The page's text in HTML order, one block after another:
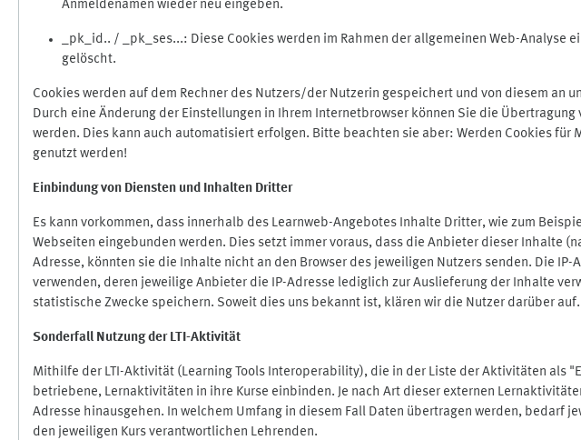
Anmeldenamen wieder neu eingeben.
_pk_id.. / _pk_ses...: Diese Cookies werden im Rahmen der allgemeinen Web-
gelöscht.
Cookies werden auf dem Rechner des Nutzers/der Nutzerin gespeichert und von diesem
Durch eine Änderung der Einstellungen in Ihrem Internetbrowser können Sie die
werden. Dies kann auch automatisiert erfolgen. Bitte beachten sie aber: Werden Cookies
genutzt werden!
Einbindung von Diensten und Inhalten Dritter
Es kann vorkommen, dass innerhalb des Learnweb-Angebotes Inhalte Dritter, wie zum
Webseiten eingebunden werden. Dies setzt immer voraus, dass die Anbieter dieser Inhalte
Adresse, könnten sie die Inhalte nicht an den Browser des jeweiligen Nutzers senden. Die
verwenden, deren jeweilige Anbieter die IP-Adresse lediglich zur Auslieferung der Inhalte
statistische Zwecke speichern. Soweit dies uns bekannt ist, klären wir die Nutzer darüber auf.
Sonderfall Nutzung der LTI-Aktivität
Mithilfe der LTI-Aktivität (Learning Tools Interoperability), die in der Liste der Aktivitäten als
betriebene, Lernaktivitäten in ihre Kurse einbinden. Je nach Art dieser externen
Adresse hinausgehen. In welchem Umfang in diesem Fall Daten übertragen werden,
den jeweiligen Kurs verantwortlichen Lehrenden.